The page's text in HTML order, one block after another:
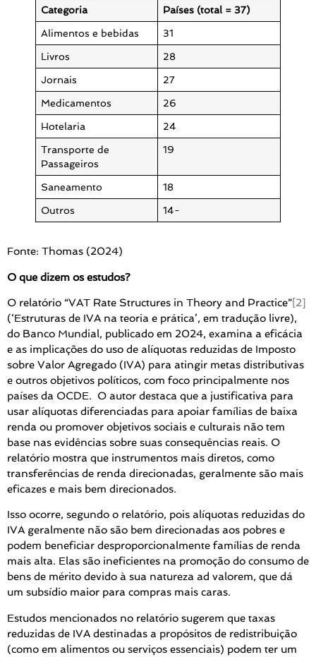
Categoria Países (total = 37)
Alimentos e bebidas 31
Livros 28
Jornais 27
Medicamentos 26
Hotelaria 24
Transporte de
Passageiros
19
Saneamento 18
Outros 14-
Fonte: Thomas (2024)
O que dizem os estudos?
O relatório “VAT Rate Structures in Theory and Practice”[2]
(‘Estruturas de IVA na teoria e prática’, em tradução livre),
do Banco Mundial, publicado em 2024, examina a eficácia
e as implicações do uso de alíquotas reduzidas de Imposto
sobre Valor Agregado (IVA) para atingir metas distributivas
e outros objetivos políticos, com foco principalmente nos
países da OCDE. O autor destaca que a justificativa para
usar alíquotas diferenciadas para apoiar famílias de baixa
renda ou promover objetivos sociais e culturais não tem
base nas evidências sobre suas consequências reais. O
relatório mostra que instrumentos mais diretos, como
transferências de renda direcionadas, geralmente são mais
eficazes e mais bem direcionados.
Isso ocorre, segundo o relatório, pois alíquotas reduzidas do
IVA geralmente não são bem direcionadas aos pobres e
podem beneficiar desproporcionalmente famílias de renda
mais alta. Elas são ineficientes na promoção do consumo de
bens de mérito devido à sua natureza ad valorem, que dá
um subsídio maior para compras mais caras.
Estudos mencionados no relatório sugerem que taxas
reduzidas de IVA destinadas a propósitos de redistribuição
(como em alimentos ou serviços essenciais) podem ter um